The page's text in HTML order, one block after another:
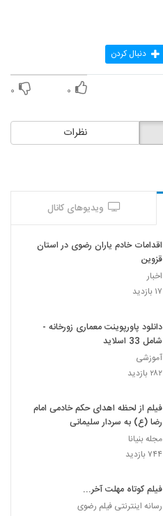
دنبال کردن
۰ ۰
نظرات
ویدیوهای کانال
اقدامات خادم‌ یاران رضوی در استان
قزوین
اخبار
۱۷ بازدید
دانلود پاورپوینت معماری زورخانه -
شامل 33 اسلاید
آموزشی
۲۸۲ بازدید
فیلم از لحظه اهدای حکم خادمی امام
رضا (ع) به سردار سلیمانی
مجله بنیانا
۷۴۴ بازدید
فیلم کوتاه مهلت آخر...
رسانه اینترنتی فیلم رضوی